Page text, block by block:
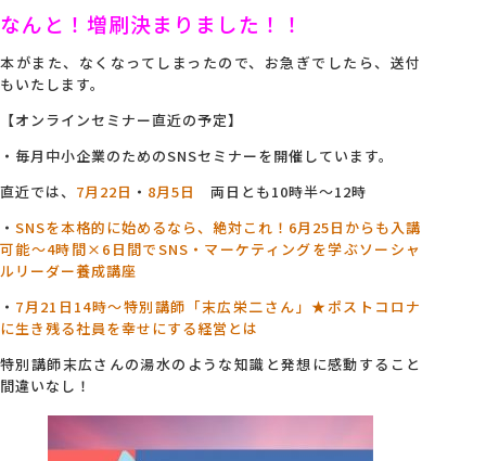
なんと！増刷決まりました！！
本がまた、なくなってしまったので、お急ぎでしたら、送付
もいたします。
【オンラインセミナー直近の予定】
・毎月中小企業のためのSNSセミナーを開催しています。
直近では、 7月22日 ・ 8月5日
両日とも10時半～12時
・ SNSを本格的に始めるなら、絶対これ！6月25日からも入講
可能～4時間×6日間でSNS・マーケティングを学ぶソーシャ
ルリーダー養成講座
・ 7月21日14時～特別講師「末広栄二さん」★ポストコロナ
に生き残る社員を幸せにする経営とは
特別講師末広さんの湯水のような知識と発想に感動すること
間違いなし！